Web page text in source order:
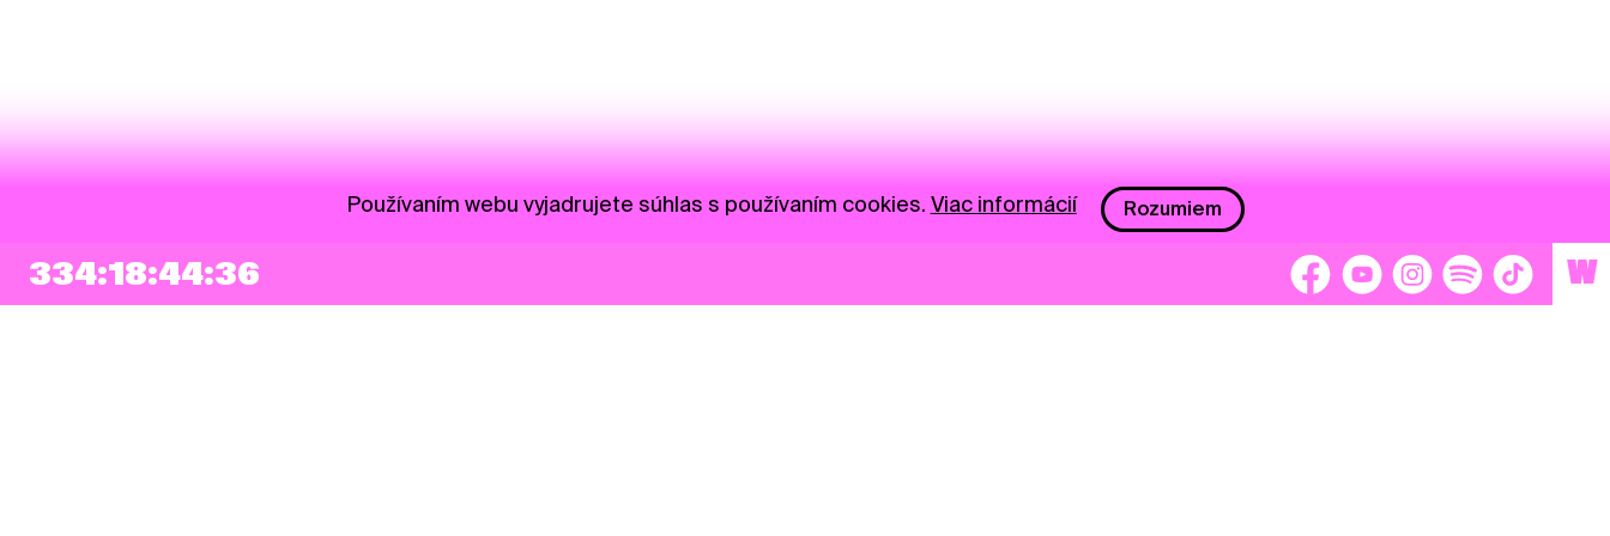
334:18:44:35 W
Používaním webu vyjadrujete súhlas s používaním cookies. Viac informácií Rozumiem